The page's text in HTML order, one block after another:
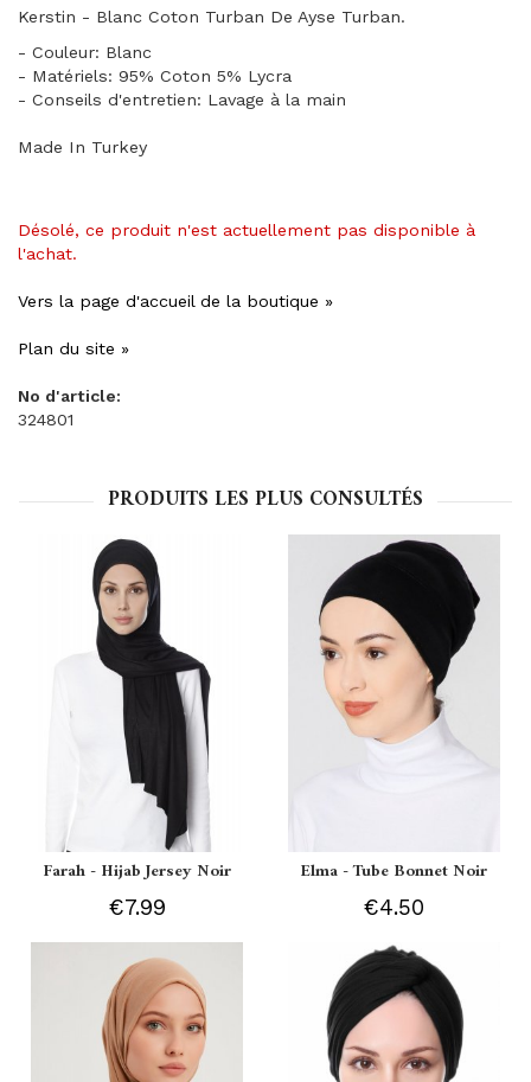
Kerstin - Blanc Coton Turban De Ayse Turban.
- Couleur: Blanc
- Matériels: 95% Coton 5% Lycra
- Conseils d'entretien: Lavage à la main
Made In Turkey
Désolé, ce produit n'est actuellement pas disponible à
l'achat.
Vers la page d'accueil de la boutique »
Plan du site »
No d'article:
324801
PRODUITS LES PLUS CONSULTÉS
Farah - Hijab Jersey Noir
€7.99
Elma - Tube Bonnet Noir
€4.50